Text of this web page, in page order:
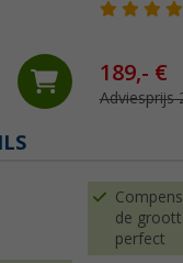
189,- €
Adviesprijs
de
perfect